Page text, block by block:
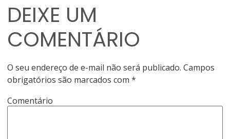
DEIXE UM
COMENTÁRIO
O seu endereço de e-mail não será publicado. Campos
obrigatórios são marcados com*
Comentário